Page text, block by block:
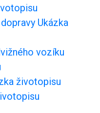
Ukázka
vozíku
životopisu